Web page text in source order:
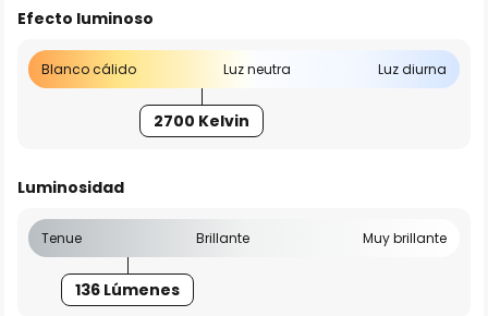
Efecto luminoso
Blanco cálido Luz neutra Luz diurna
2700 Kelvin
Luminosidad
Tenue Brillante Muy brillante
136 Lúmenes